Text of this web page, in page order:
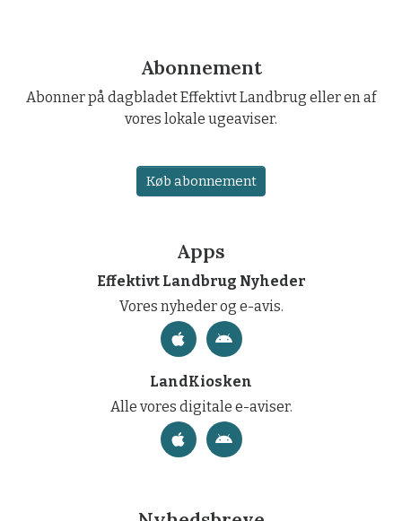
Abonnement
Abonner på dagbladet Effektivt Landbrug eller en af
vores lokale ugeaviser.
Køb abonnement
Apps
Effektivt Landbrug Nyheder
Vores nyheder og e-avis.
LandKiosken
Alle vores digitale e-aviser.